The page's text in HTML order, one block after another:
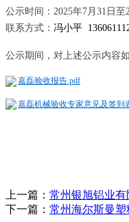
公示时间： 2025年7月 31 日至
联系方式： 冯小平
公示期间，对上述公示内容
嘉磊验收报告.pdf
嘉磊机械验收专家意见及签到
上一篇： 常州银旭铝业
下一篇： 常州海尔斯曼